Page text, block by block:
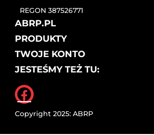
REGON 387526771
ABRP.PL
PRODUKTY
TWOJE KONTO
JESTEŚMY TEŻ TU:
Copyright 2025: ABRP